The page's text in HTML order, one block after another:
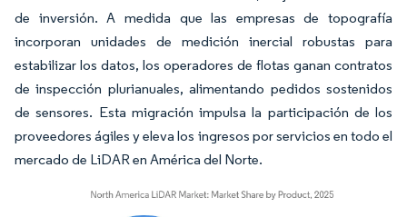
de inversión. A medida que las empresas de topografía
incorporan unidades de medición inercial robustas para
estabilizar los datos, los operadores de flotas ganan contratos
de inspección plurianuales, alimentando pedidos sostenidos
de sensores. Esta migración impulsa la participación de los
proveedores ágiles y eleva los ingresos por servicios en todo el
mercado de LiDAR en América del Norte.